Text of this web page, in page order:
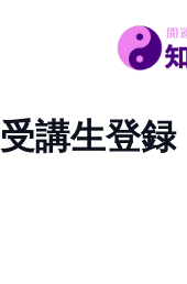
ス
キ
受講生登